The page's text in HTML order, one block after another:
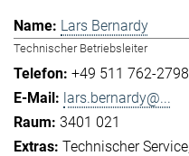
Lars Bernardy
Technischer Betriebsleiter
+49 511 762-2798
lars.bernardy@...
3401 021
Technischer Service